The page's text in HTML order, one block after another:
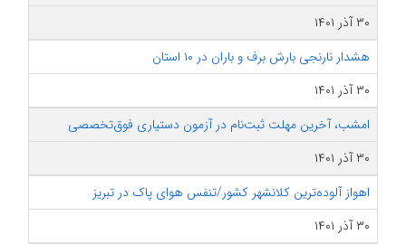
۳۰ آذر ۱۴۰۱
هشدار نارنجی بارش برف و باران در ۱۰ استان
۳۰ آذر ۱۴۰۱
امشب، آخرین مهلت ثبت‌نام در آزمون دستیاری فوق‌تخصصی
۳۰ آذر ۱۴۰۱
اهواز آلوده‌ترین کلانشهر کشور/تنفس هوای پاک در تبریز
۳۰ آذر ۱۴۰۱